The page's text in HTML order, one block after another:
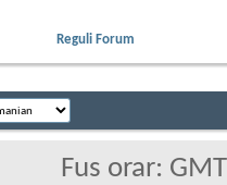
Reguli Forum
Fus orar: